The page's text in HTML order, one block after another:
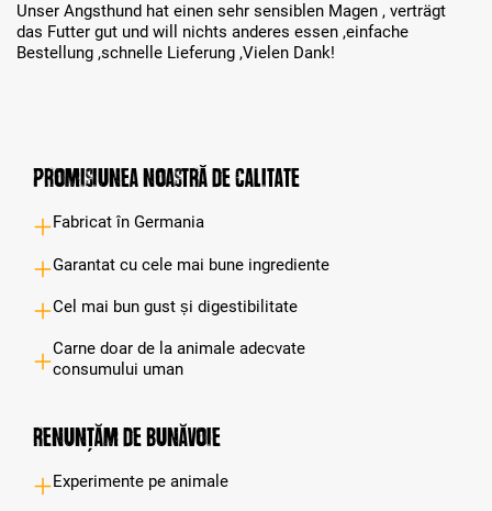
Unser Angsthund hat einen sehr sensiblen Magen , verträgt
das Futter gut und will nichts anderes essen ,einfache
Bestellung ,schnelle Lieferung ,Vielen Dank!
Promisiunea noastră de calitate
Fabricat în Germania
Garantat cu cele mai bune ingrediente
Cel mai bun gust și digestibilitate
Carne doar de la animale adecvate
consumului uman
Renunțăm de bunăvoie
Experimente pe animale